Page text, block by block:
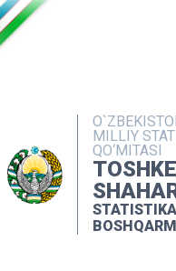
MILLIY
QO‘MITASI
STATISTIKA